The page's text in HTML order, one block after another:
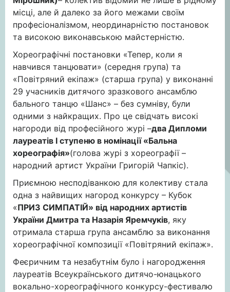
місці, але й далеко за його межами своїм
професіоналізмом, неординарністю постановок
та високою виконавською майстерністю.
Хореографічні постановки «Тепер, коли я
навчився танцювати» (середня група) та
«Повітряний екіпаж» (старша група) у виконанні
29 учасників дитячого зразкового ансамблю
бального танцю «Шанс» – без сумніву, були
одними з найкращих. Про це свідчать високі
нагороди від професійного журі –два Дипломи
лауреатів І ступеню в номінації «Бальна
хореографія»(голова журі з хореографії –
народний артист України Григорій Чапкіс).
Приємною несподіванкою для колективу стала
одна з найвищих нагород конкурсу – Кубок
«ПРИЗ СИМПАТІЙ» від народних артистів
України Дмитра та Назарія Яремчуків, яку
отримала старша група ансамблю за виконання
хореографічної композиції «Повітряний екіпаж».
Феєричним та незабутнім було і нагородження
лауреатів Всеукраїнського дитячо-юнацького
вокально-хореографічного конкурсу-фестивалю